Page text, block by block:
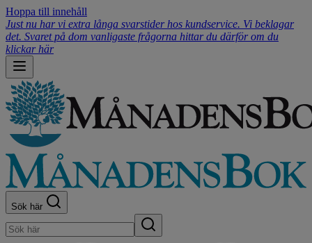
Hoppa till innehåll
Just nu har vi extra långa svarstider hos kundservice. Vi beklagar
det. Svaret på dom vanligaste frågorna hittar du därför om du
klickar här
Sök här